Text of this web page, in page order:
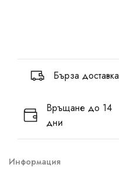
Бърза доставка
Връщане до 14
дни
Информация